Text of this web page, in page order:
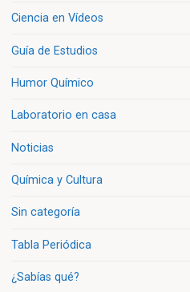
Ciencia en Vídeos
Guía de Estudios
Humor Químico
Laboratorio en casa
Noticias
Química y Cultura
Sin categoría
Tabla Periódica
¿Sabías qué?